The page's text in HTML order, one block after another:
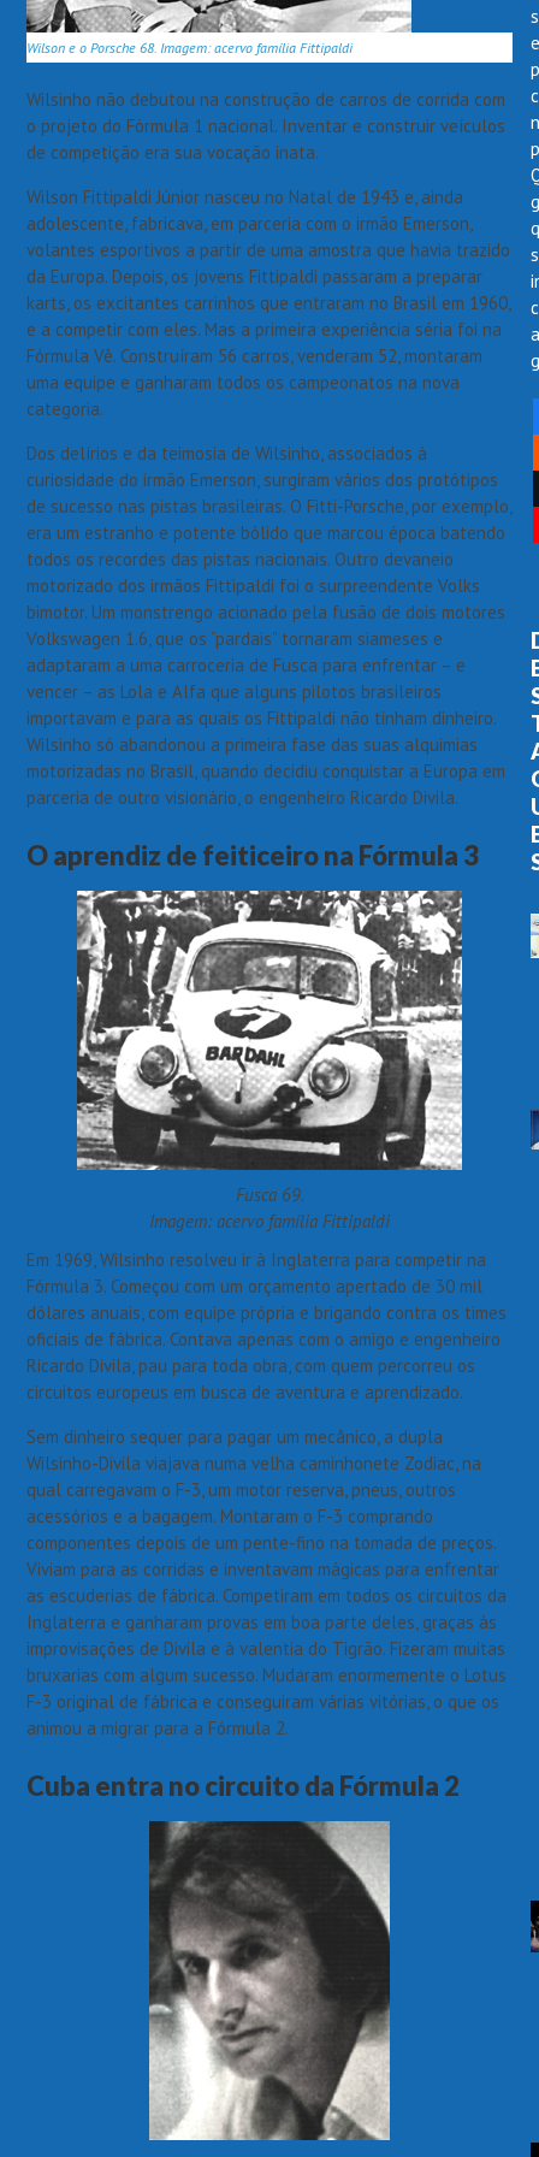
Wilson e o Porsche 68. Imagem: acervo família Fittipaldi
Wilsinho não debutou na construção de carros de corrida com
o projeto do Fórmula 1 nacional. Inventar e construir veículos
de competição era sua vocação inata.
Wilson Fittipaldi Júnior nasceu no Natal de 1943 e, ainda
adolescente, fabricava, em parceria com o irmão Emerson,
volantes esportivos a partir de uma amostra que havia trazido
da Europa. Depois, os jovens Fittipaldi passaram a preparar
karts, os excitantes carrinhos que entraram no Brasil em 1960,
e a competir com eles. Mas a primeira experiência séria foi na
Fórmula Vê. Construíram 56 carros, venderam 52, montaram
uma equipe e ganharam todos os campeonatos na nova
categoria.
Dos delírios e da teimosia de Wilsinho, associados à
curiosidade do irmão Emerson, surgiram vários dos protótipos
de sucesso nas pistas brasileiras. O Fitti-Porsche, por exemplo,
era um estranho e potente bólido que marcou época batendo
todos os recordes das pistas nacionais. Outro devaneio
motorizado dos irmãos Fittipaldi foi o surpreendente Volks
bimotor. Um monstrengo acionado pela fusão de dois motores
Volkswagen 1.6, que os “pardais” tornaram siameses e
adaptaram a uma carroceria de Fusca para enfrentar – e
vencer – as Lola e Alfa que alguns pilotos brasileiros
importavam e para as quais os Fittipaldi não tinham dinheiro.
Wilsinho só abandonou a primeira fase das suas alquimias
motorizadas no Brasil, quando decidiu conquistar a Europa em
parceria de outro visionário, o engenheiro Ricardo Divila.
O aprendiz de feiticeiro na Fórmula 3
Fusca 69.
Imagem: acervo família Fittipaldi
Em 1969, Wilsinho resolveu ir à Inglaterra para competir na
Fórmula 3. Começou com um orçamento apertado de 30 mil
dólares anuais, com equipe própria e brigando contra os times
oficiais de fábrica. Contava apenas com o amigo e engenheiro
Ricardo Divila, pau para toda obra, com quem percorreu os
circuitos europeus em busca de aventura e aprendizado.
Sem dinheiro sequer para pagar um mecânico, a dupla
Wilsinho-Divila viajava numa velha caminhonete Zodiac, na
qual carregavam o F-3, um motor reserva, pneus, outros
acessórios e a bagagem. Montaram o F-3 comprando
componentes depois de um pente-fino na tomada de preços.
Viviam para as corridas e inventavam mágicas para enfrentar
as escuderias de fábrica. Competiram em todos os circuitos da
Inglaterra e ganharam provas em boa parte deles, graças às
improvisações de Divila e à valentia do Tigrão. Fizeram muitas
bruxarias com algum sucesso. Mudaram enormemente o Lotus
F-3 original de fábrica e conseguiram várias vitórias, o que os
animou a migrar para a Fórmula 2.
Cuba entra no circuito da Fórmula 2
e
a